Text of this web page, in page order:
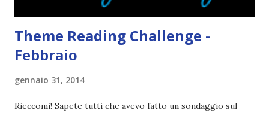
Theme Reading Challenge -
Febbraio
gennaio 31, 2014
Rieccomi! Sapete tutti che avevo fatto un sondaggio sul